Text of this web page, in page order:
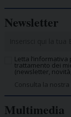
Newsletter
Letta
trattamento dei
(newsletter,
Consulta la nostra
Multimedia